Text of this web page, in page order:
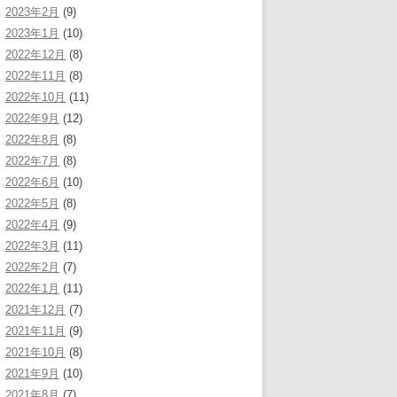
2023年2月 (9)
2023年1月 (10)
2022年12月 (8)
2022年11月 (8)
2022年10月 (11)
2022年9月 (12)
2022年8月 (8)
2022年7月 (8)
2022年6月 (10)
2022年5月 (8)
2022年4月 (9)
2022年3月 (11)
2022年2月 (7)
2022年1月 (11)
2021年12月 (7)
2021年11月 (9)
2021年10月 (8)
2021年9月 (10)